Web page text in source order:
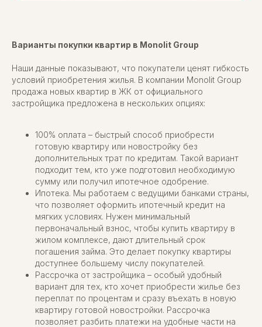
Варианты покупки квартир в Monolit Group
Наши данные показывают, что покупатели ценят гибкость
условий приобретения жилья. В компании Monolit Group
продажа новых квартир в ЖК от официального
застройщика предложена в нескольких опциях:
100% оплата – быстрый способ приобрести
готовую квартиру или новостройку без
дополнительных трат по кредитам. Такой вариант
подходит тем, кто уже подготовил необходимую
сумму или получил ипотечное одобрение.
Ипотека. Мы работаем с ведущими банками страны,
что позволяет оформить ипотечный кредит на
мягких условиях. Нужен минимальный
первоначальный взнос, чтобы купить квартиру в
жилом комплексе, дают длительный срок
погашения займа. Это делает покупку квартиры
доступнее большему числу покупателей.
Рассрочка от застройщика – особый удобный
вариант для тех, кто хочет приобрести жилье без
переплат по процентам и сразу въехать в новую
квартиру готовой новостройки. Рассрочка
позволяет разбить платежи на удобные части на